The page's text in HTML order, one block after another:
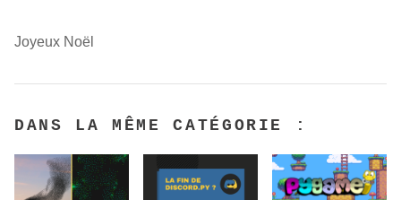
Joyeux Noël
DANS LA MÊME CATÉGORIE :